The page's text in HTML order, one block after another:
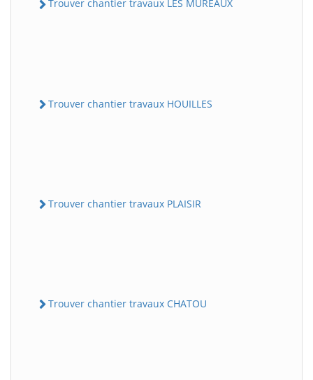
Trouver chantier travaux LES MUREAUX
Trouver chantier travaux HOUILLES
Trouver chantier travaux PLAISIR
Trouver chantier travaux CHATOU